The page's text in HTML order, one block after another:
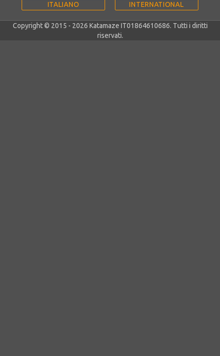
ITALIANO INTERNATIONAL
Copyright © 2015 - 2026 Katamaze IT01864610686. Tutti i diritti
riservati.